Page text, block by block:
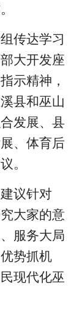
传达学习
大开发座
示精神，
县和巫山
发展、县
、体育后
。
议针对
大家的意
服务大局
势抓机
现代化巫